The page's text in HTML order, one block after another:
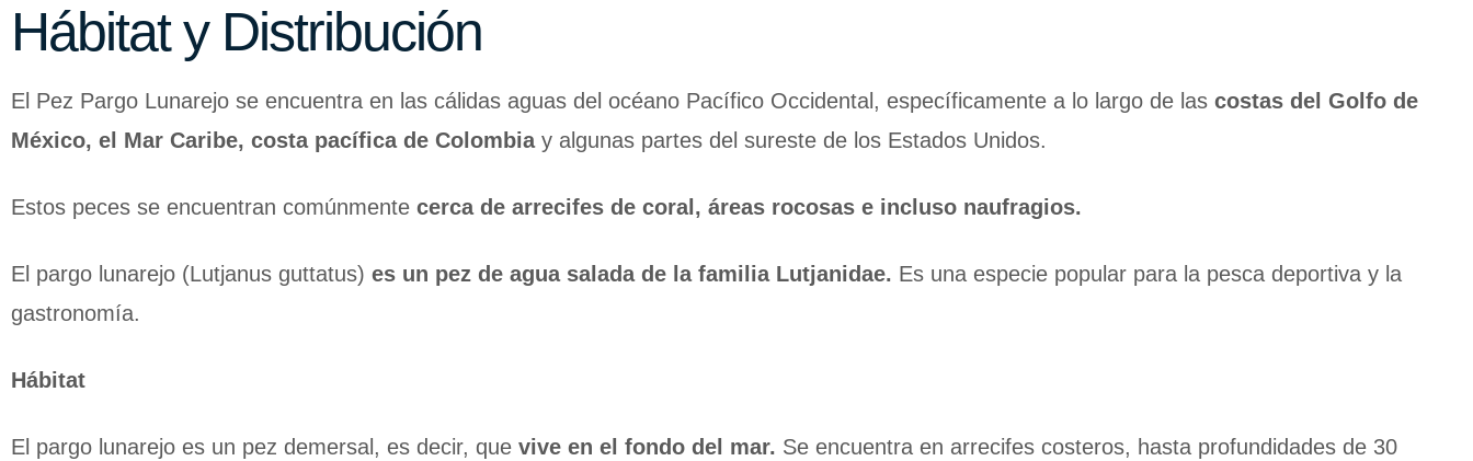
Hábitat y Distribución
El Pez Pargo Lunarejo se encuentra en las cálidas aguas del océano Pacífico Occidental, específicamente a lo largo de las costas del Golfo de
México, el Mar Caribe, costa pacífica de Colombiay algunas partes del sureste de los Estados Unidos.
Estos peces se encuentran comúnmente cerca de arrecifes de coral, áreas rocosas e incluso naufragios.
El pargo lunarejo (Lutjanus guttatus) es un pez de agua salada de la familia Lutjanidae. Es una especie popular para la pesca deportiva y la
gastronomía.
Hábitat
El pargo lunarejo es un pez demersal, es decir, que vive en el fondo del mar. Se encuentra en arrecifes costeros, hasta profundidades de 30